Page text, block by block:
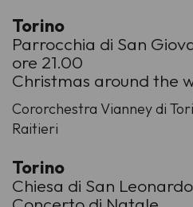
Torino
Parrocchia di San
ore 21.00
Christmas around the
Cororchestra Vianney di
Raitieri
Torino
Chiesa di San